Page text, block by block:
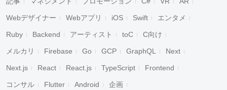
Webデザイナー Webアプリ iOS Swift エンタメ
Ruby Backend アーティスト toC C向け
メルカリ Firebase Go GCP GraphQL Next
Next.js React React.js TypeScript Frontend
コンサル Flutter Android 企画